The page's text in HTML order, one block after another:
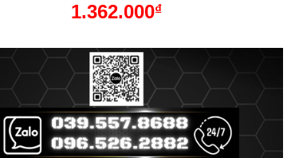
1.362.000₫